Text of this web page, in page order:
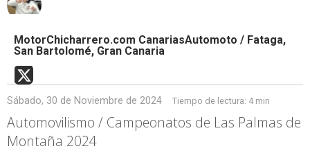
MotorChicharrero.com CanariasAutomoto / Fataga,
San Bartolomé, Gran Canaria
Sábado, 30 de Noviembre de 2024 Tiempo de lectura: 4 min
Automovilismo / Campeonatos de Las Palmas de
Montaña 2024